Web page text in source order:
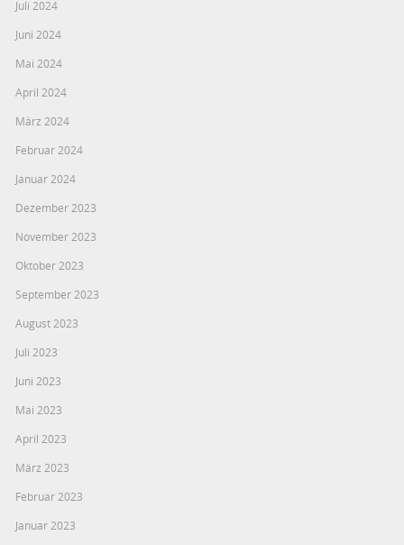
Juli 2024
Juni 2024
Mai 2024
April 2024
März 2024
Februar 2024
Januar 2024
Dezember 2023
November 2023
Oktober 2023
September 2023
August 2023
Juli 2023
Juni 2023
Mai 2023
April 2023
März 2023
Februar 2023
Januar 2023